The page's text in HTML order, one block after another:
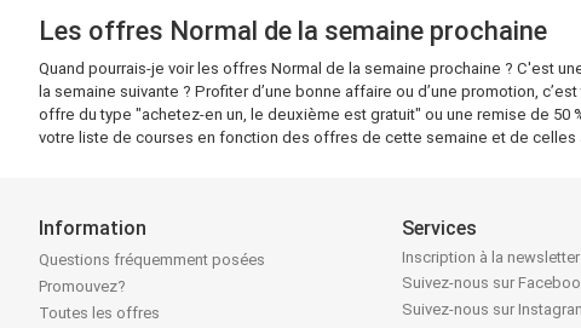
Les offres Normal de la semaine prochaine
Quand pourrais-je voir les offres Normal de la semaine prochaine ? C'est
la semaine suivante ? Profiter d’une bonne affaire ou d’une promotion,
offre du type "achetez-en un, le deuxième est gratuit" ou une remise de 50
votre liste de courses en fonction des offres de cette semaine et de celles
Information
Questions fréquemment posées
Promouvez?
Toutes les offres
Services
Inscription à la newsletter
Suivez-nous sur
Suivez-nous sur